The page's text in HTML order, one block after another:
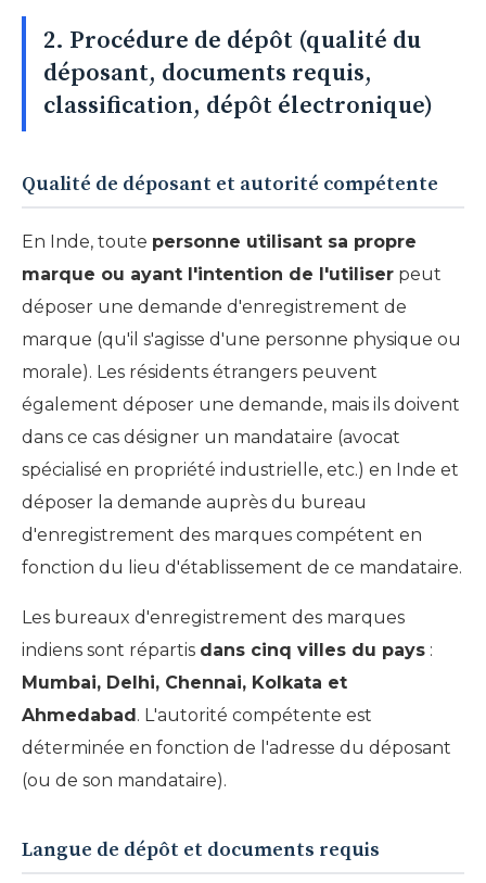
2. Procédure de dépôt (qualité du
déposant, documents requis,
classification, dépôt électronique)
Qualité de déposant et autorité compétente
En Inde, toute personne utilisant sa propre
marque ou ayant l'intention de l'utiliser peut
déposer une demande d'enregistrement de
marque (qu'il s'agisse d'une personne physique ou
morale). Les résidents étrangers peuvent
également déposer une demande, mais ils doivent
dans ce cas désigner un mandataire (avocat
spécialisé en propriété industrielle, etc.) en Inde et
déposer la demande auprès du bureau
d'enregistrement des marques compétent en
fonction du lieu d'établissement de ce mandataire.
Les bureaux d'enregistrement des marques
indiens sont répartis dans cinq villes du pays :
Mumbai, Delhi, Chennai, Kolkata et
Ahmedabad . L'autorité compétente est
déterminée en fonction de l'adresse du déposant
(ou de son mandataire).
Langue de dépôt et documents requis